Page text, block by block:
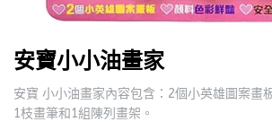
安寶小小油畫家
安寶 小小油畫家內容包含：2個小英雄圖案畫
1枝畫筆和1組陳列畫架。